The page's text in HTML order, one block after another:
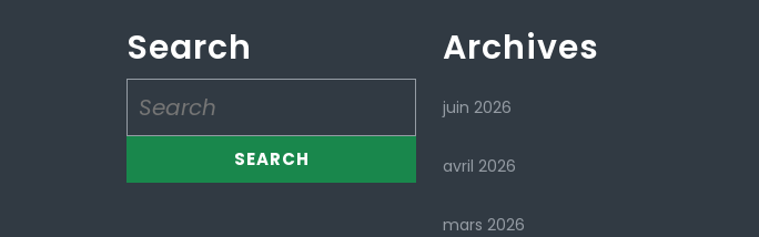
Search
for:
Archives
juin 2026
avril 2026
mars 2026